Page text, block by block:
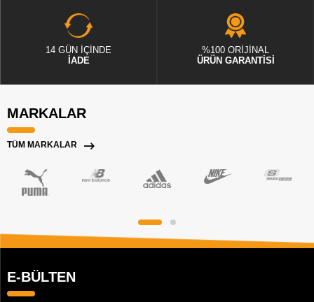
14 GÜN İÇİNDE
İADE
%100 ORİJİNAL
ÜRÜN GARANTİSİ
MARKALAR
TÜM MARKALAR
E-BÜLTEN